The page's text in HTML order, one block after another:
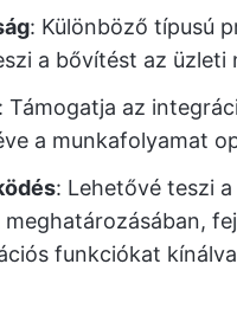
: Különböző típusú
a bővítést az üzleti
: Támogatja az
a munkafolyamat
: Lehetővé teszi
funkciókat kínálva